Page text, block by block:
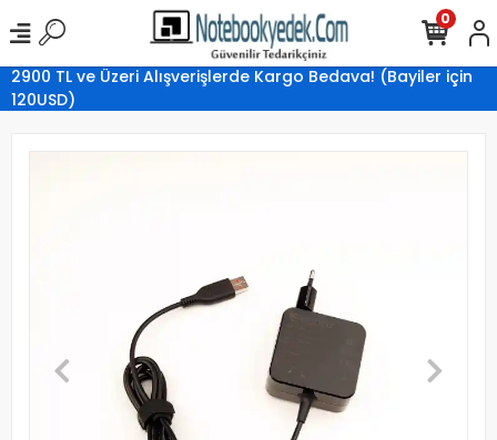
2900 TL ve Üzeri Alışverişlerde Kargo Bedava! (Bayiler için
120USD)
0